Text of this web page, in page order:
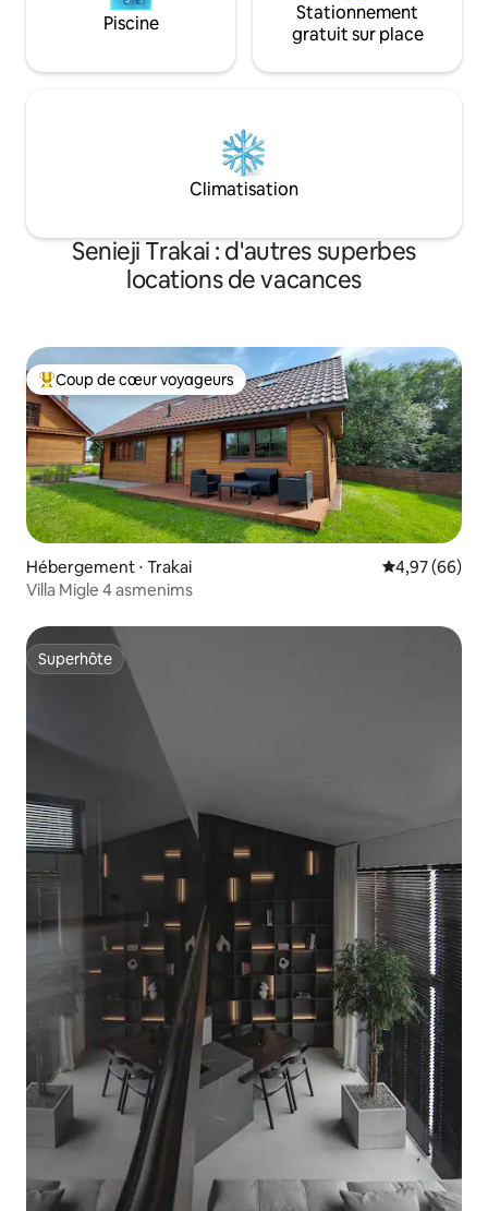
Piscine
Stationnement
gratuit sur place
Climatisation
Senieji Trakai : d'autres superbes
locations de vacances
Coups de cœur voyageurs les plus appréciés
Coup de cœur voyageurs
Hébergement ⋅ Trakai Évaluation
4,97 (66)
Villa Migle 4 asmenims
Superhôte
Superhôte